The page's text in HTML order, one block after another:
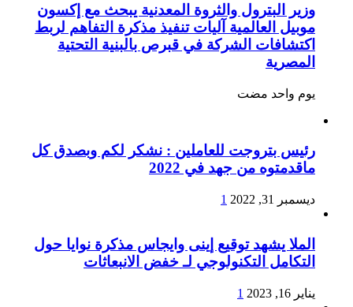
وزير البترول والثروة المعدنية يبحث مع إكسون
موبيل العالمية آليات تنفيذ مذكرة التفاهم لربط
اكتشافات الشركة في قبرص بالبنية التحتية
المصرية
‏يوم واحد مضت
رئيس بتروجت للعاملين : نشكر لكم وبصدق كل
ماقدمتوه من جهد في 2022
ديسمبر 31, 2022 1
الملا يشهد توقيع إينى وايجاس مذكرة نوايا حول
التكامل التكنولوجي لـ خفض الانبعاثات
يناير 16, 2023 1